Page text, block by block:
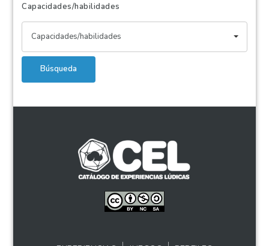
Capacidades/habilidades
Capacidades/habilidades
Búsqueda